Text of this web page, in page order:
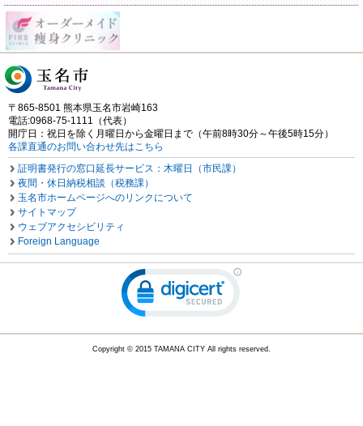
〒865-8501 熊本県玉名市岩崎163
電話:0968-75-1111（代表）
開庁日：祝日を除く月曜日から金曜日まで（午前8時30分～午後5時15分）
各課直通のお問い合わせ先はこちら
証明書発行の窓口延長サービス：木曜日（市民課）
夜間・休日納税相談（税務課）
玉名市ホームページへのリンクについて
サイトマップ
ウェブアクセシビリティ
Foreign Language
Copyright © 2015 TAMANA CITY All rights reserved.